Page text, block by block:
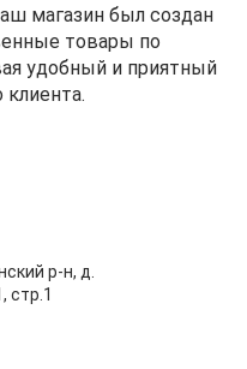
магазин был создан
товары по
удобный и приятный
р-н, д.
стр.1